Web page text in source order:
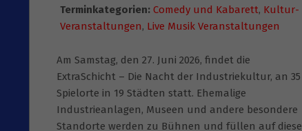
Terminkategorien: Comedy und Kabarett, Kultur-
Veranstaltungen, Live Musik Veranstaltungen
Am Samstag, den 27. Juni 2026, findet die
ExtraSchicht – Die Nacht der Industriekultur, an 35
Spielorte in 19 Städten statt. Ehemalige
Industrieanlagen, Museen und andere besondere
Standorte werden zu Bühnen und füllen auf diese